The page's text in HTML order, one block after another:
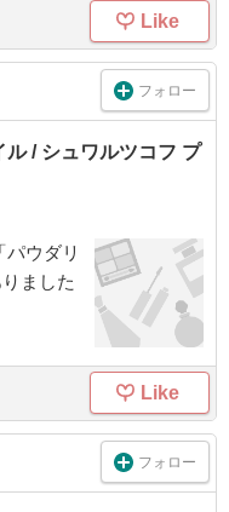
Like
フォロー
/ シュワルツコフ プ
ウダリ
ました
Like
フォロー